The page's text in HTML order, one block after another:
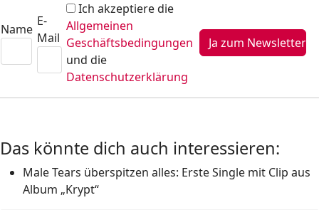
Name
E-
Mail
Ich akzeptiere die
Allgemeinen
Geschäftsbedingungen
und die
Datenschutzerklärung
Das könnte dich auch interessieren:
Male Tears überspitzen alles: Erste Single mit Clip aus
Album „Krypt“